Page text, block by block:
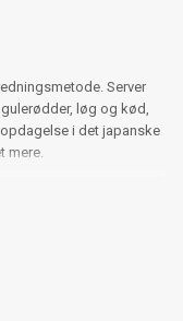
Server
løg og kød,
i det japanske
mere.
- nemt og lækkert!